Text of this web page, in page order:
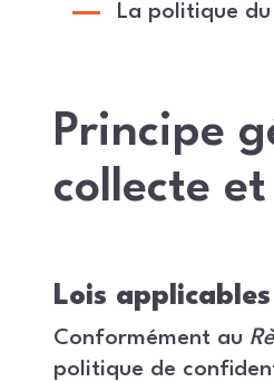
La politique
Principe
collecte
Lois applicables
Conformément au
politique de